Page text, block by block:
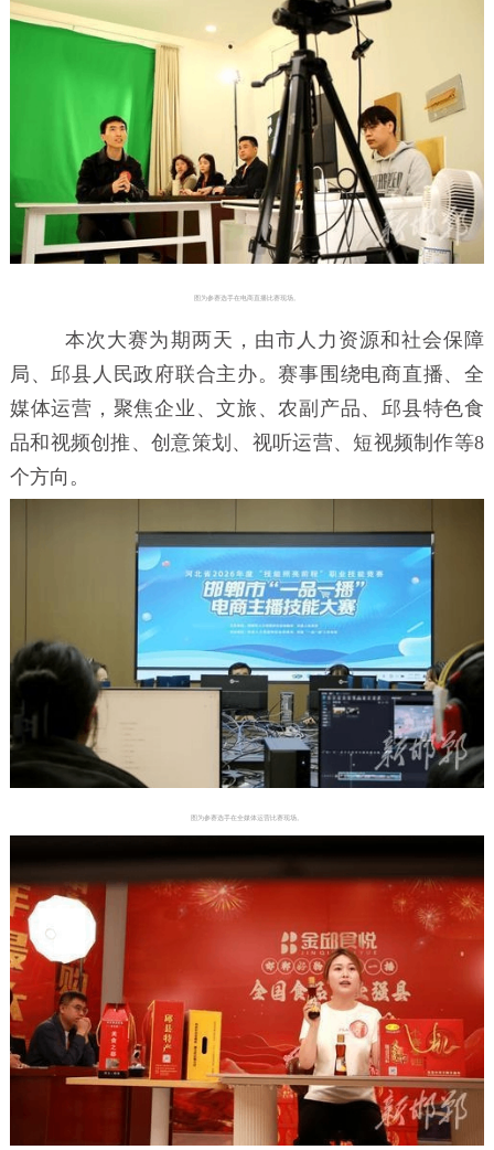
图为参赛选手在电商直播比赛现场。
本次大赛为期两天，由市人力资源和社会保障
局、邱县人民政府联合主办。赛事围绕电商直播、全
媒体运营，聚焦企业、文旅、农副产品、邱县特色食
品和视频创推、创意策划、视听运营、短视频制作等8
个方向。
图为参赛选手在全媒体运营比赛现场。